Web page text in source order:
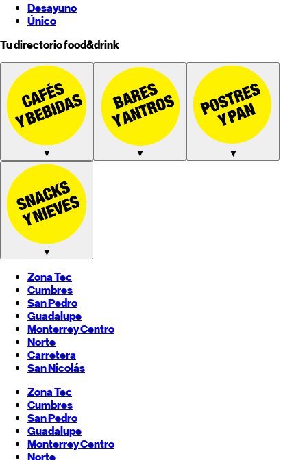
Desayuno
Único
Tu directorio food&drink
▼ ▼ ▼
▼
Zona Tec
Cumbres
San Pedro
Guadalupe
MonterreyCentro
Norte
Carretera
San Nicolás
Zona Tec
Cumbres
San Pedro
Guadalupe
MonterreyCentro
Norte